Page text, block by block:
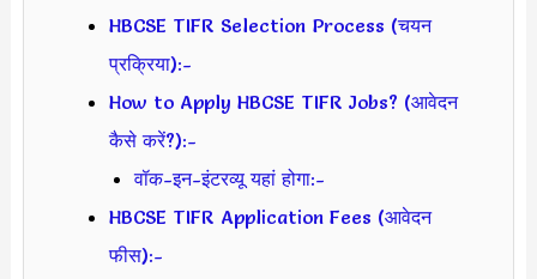
HBCSE TIFR Selection Process (चयन
प्रक्रिया):-
How to Apply HBCSE TIFR Jobs? (आवेदन
कैसे करें?):-
वॉक-इन-इंटरव्यू यहां होगा:-
HBCSE TIFR Application Fees (आवेदन
फीस):-